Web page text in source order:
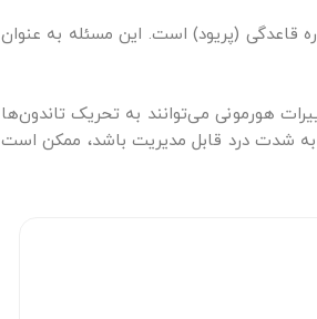
قاعدگی (پریود) است. این مسئله به عنوان
هورمونی می‌توانند به تحریک تاندون‌ها
به شدت درد قابل مدیریت باشد، ممکن است